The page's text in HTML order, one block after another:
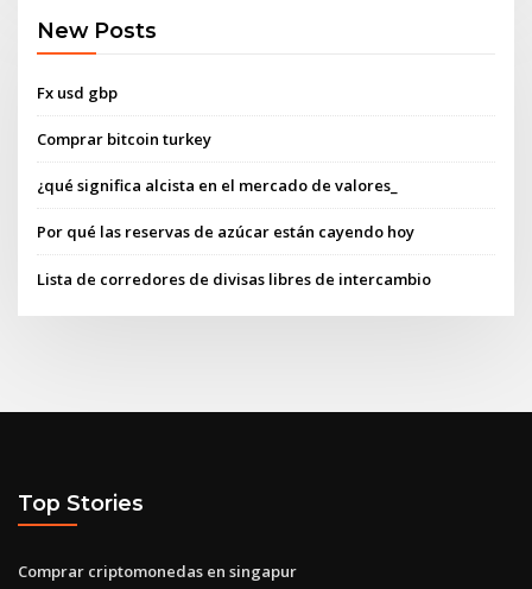
New Posts
Fx usd gbp
Comprar bitcoin turkey
¿qué significa alcista en el mercado de valores_
Por qué las reservas de azúcar están cayendo hoy
Lista de corredores de divisas libres de intercambio
Top Stories
Comprar criptomonedas en singapur